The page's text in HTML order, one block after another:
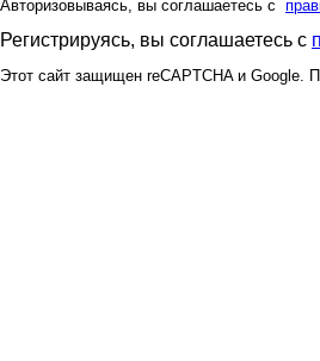
Авторизовываясь, вы соглашаетесь с
Регистрируясь, вы соглашаетесь с
Этот сайт защищен reCAPTCHA и Google.